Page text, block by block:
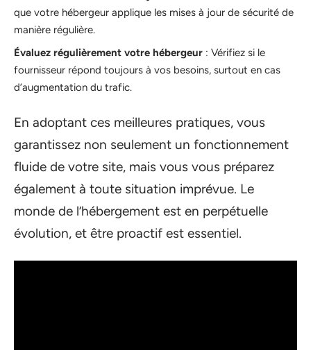
que votre hébergeur applique les mises à jour de sécurité de
manière régulière.
Évaluez régulièrement votre hébergeur : Vérifiez si le
fournisseur répond toujours à vos besoins, surtout en cas
d’augmentation du trafic.
En adoptant ces meilleures pratiques, vous
garantissez non seulement un fonctionnement
fluide de votre site, mais vous vous préparez
également à toute situation imprévue. Le
monde de l’hébergement est en perpétuelle
évolution, et être proactif est essentiel.